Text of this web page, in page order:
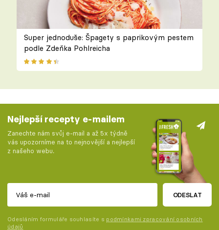
Super jednoduše: Špagety s paprikovým pestem
podle Zdeňka Pohlreicha
Nejlepší recepty e-mailem
Zanechte nám svůj e-mail a až 5x týdně
vás upozorníme na to nejnovější a nejlepší
z našeho webu.
ODESLAT
Odesláním formuláře souhlasíte s podmínkami zpracování osobních
údajů